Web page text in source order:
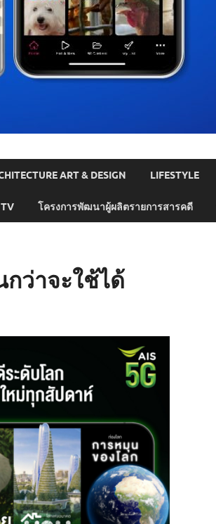
ART & DESIGN LIFESTYLE
โครงการพัฒนาผู้ผลิตรายการสารคดี
ว่าจะใช้ได้